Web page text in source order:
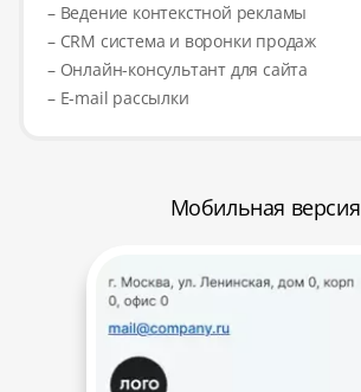
– Ведение контекстной рекламы
– CRM система и воронки продаж
– Онлайн-консультант для сайта
– E-mail рассылки
Мобильная версия